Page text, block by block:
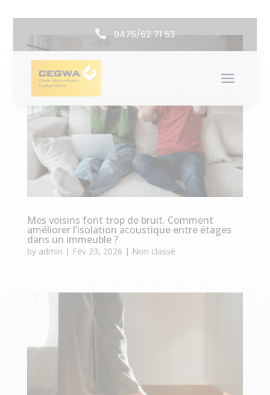
 0475/62 71 53
a
Mes voisins font trop de bruit. Comment
améliorer l’isolation acoustique entre étages
dans un immeuble ?
by admin | Fév 23, 2026 | Non classé